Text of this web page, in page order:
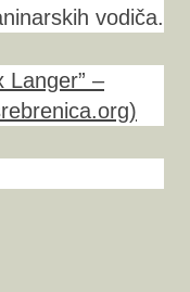
vodiča.
Langer” –